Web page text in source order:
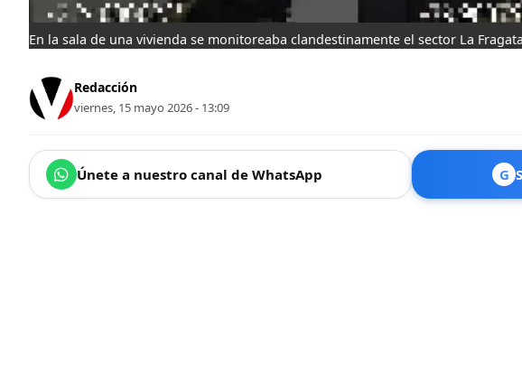
En la sala de una vivienda se monitoreaba clandestinamente el sector La
Redacción
viernes, 15 mayo 2026 - 13:09
Únete a nuestro canal de WhatsApp G